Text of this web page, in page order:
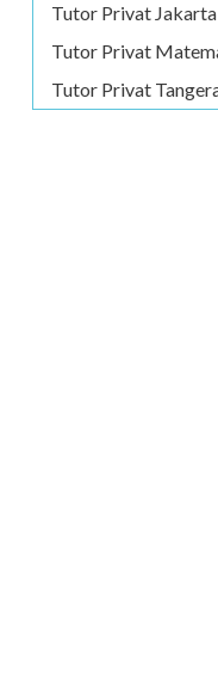
Tutor Privat Jakarta
Tutor Privat
Tutor Privat